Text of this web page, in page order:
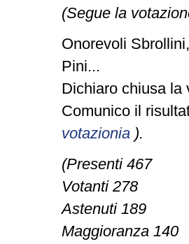
(Segue la
Onorevoli
Pini...
Dichiaro chiusa la
Comunico il
votazionia ).
(Presenti 467
Votanti 278
Astenuti 189
Maggioranza 140